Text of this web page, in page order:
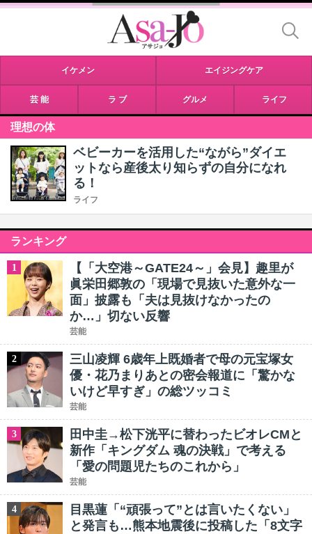
イケメン エイジングケア
芸 能 ラ ブ グルメ ライフ
理想の体
ベビーカーを活用した“ながら”ダイエ
ットなら産後太り知らずの自分になれ
る！
ライフ
ランキング
1
【「大空港～GATE24～」会見】趣里が
眞栄田郷敦の「現場で見抜いた意外な一
面」披露も「夫は見抜けなかったの
か…」切ない反響
芸能
2
三山凌輝 6歳年上既婚者で母の元宝塚女
優・花乃まりあとの密会報道に「驚かな
いけど早すぎ」の総ツッコミ
芸能
3
田中圭→松下洸平に替わったビオレCMと
新作「キングダム 魂の決戦」で考える
「愛の問題児たちのこれから」
芸能
4
目黒蓮「“頑張って”とは言いたくない」
と発言も…熊本地震後に投稿した「8文字